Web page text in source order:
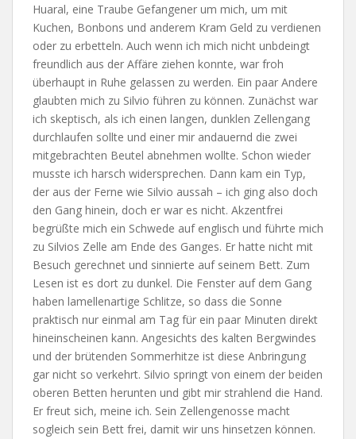
Huaral, eine Traube Gefangener um mich, um mit
Kuchen, Bonbons und anderem Kram Geld zu verdienen
oder zu erbetteln. Auch wenn ich mich nicht unbdeingt
freundlich aus der Affäre ziehen konnte, war froh
überhaupt in Ruhe gelassen zu werden. Ein paar Andere
glaubten mich zu Silvio führen zu können. Zunächst war
ich skeptisch, als ich einen langen, dunklen Zellengang
durchlaufen sollte und einer mir andauernd die zwei
mitgebrachten Beutel abnehmen wollte. Schon wieder
musste ich harsch widersprechen. Dann kam ein Typ,
der aus der Ferne wie Silvio aussah – ich ging also doch
den Gang hinein, doch er war es nicht. Akzentfrei
begrüßte mich ein Schwede auf englisch und führte mich
zu Silvios Zelle am Ende des Ganges. Er hatte nicht mit
Besuch gerechnet und sinnierte auf seinem Bett. Zum
Lesen ist es dort zu dunkel. Die Fenster auf dem Gang
haben lamellenartige Schlitze, so dass die Sonne
praktisch nur einmal am Tag für ein paar Minuten direkt
hineinscheinen kann. Angesichts des kalten Bergwindes
und der brütenden Sommerhitze ist diese Anbringung
gar nicht so verkehrt. Silvio springt von einem der beiden
oberen Betten herunten und gibt mir strahlend die Hand.
Er freut sich, meine ich. Sein Zellengenosse macht
sogleich sein Bett frei, damit wir uns hinsetzen können.